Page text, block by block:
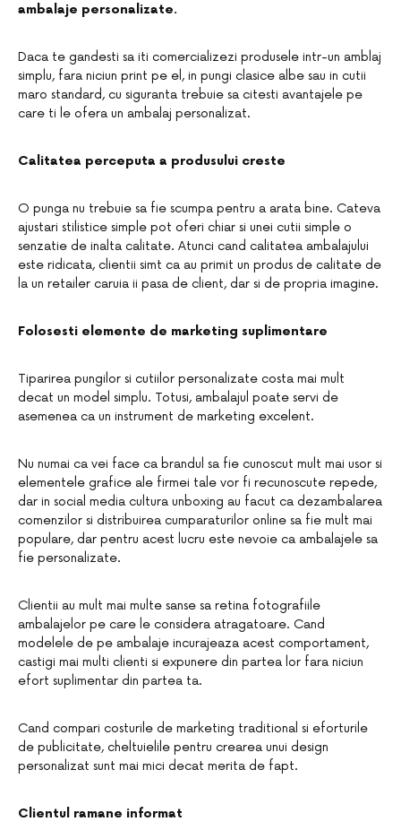
ambalaje personalizate.
Daca te gandesti sa iti comercializezi produsele intr-un amblaj
simplu, fara niciun print pe el, in pungi clasice albe sau in cutii
maro standard, cu siguranta trebuie sa citesti avantajele pe
care ti le ofera un ambalaj personalizat.
Calitatea perceputa a produsului creste
O punga nu trebuie sa fie scumpa pentru a arata bine. Cateva
ajustari stilistice simple pot oferi chiar si unei cutii simple o
senzatie de inalta calitate. Atunci cand calitatea ambalajului
este ridicata, clientii simt ca au primit un produs de calitate de
la un retailer caruia ii pasa de client, dar si de propria imagine.
Folosesti elemente de marketing suplimentare
Tiparirea pungilor si cutiilor personalizate costa mai mult
decat un model simplu. Totusi, ambalajul poate servi de
asemenea ca un instrument de marketing excelent.
Nu numai ca vei face ca brandul sa fie cunoscut mult mai usor si
elementele grafice ale firmei tale vor fi recunoscute repede,
dar in social media cultura unboxing au facut ca dezambalarea
comenzilor si distribuirea cumparaturilor online sa fie mult mai
populare, dar pentru acest lucru este nevoie ca ambalajele sa
fie personalizate.
Clientii au mult mai multe sanse sa retina fotografiile
ambalajelor pe care le considera atragatoare. Cand
modelele de pe ambalaje incurajeaza acest comportament,
castigi mai multi clienti si expunere din partea lor fara niciun
efort suplimentar din partea ta.
Cand compari costurile de marketing traditional si eforturile
de publicitate, cheltuielile pentru crearea unui design
personalizat sunt mai mici decat merita de fapt.
Clientul ramane informat